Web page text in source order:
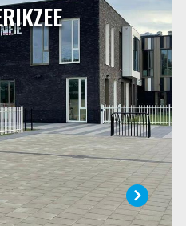
SBO DE MEIE, ZIERIKZEE
voor basisonderwijs. Op
op die niet verder kunnen
Leerlingen volgen hier een
doen alle dingen die ze in een
doen. In heel veel opzichten
de basisschool in de buurt.
LEES MEER